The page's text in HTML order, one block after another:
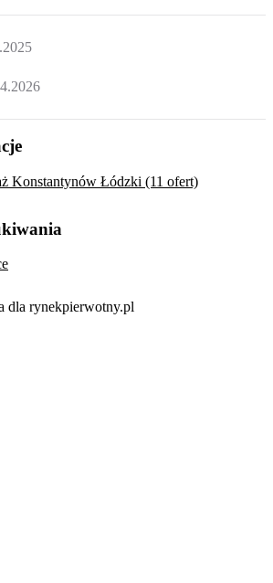
Konstantynów Łódzki (11 ofert)
dla rynekpierwotny.pl